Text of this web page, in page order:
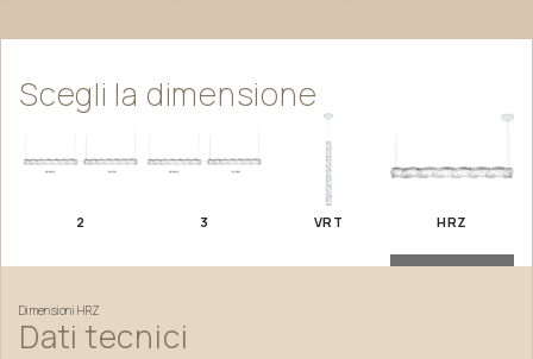
Scegli la dimensione
2 3 VRT HRZ
Dimensioni HRZ
Dati tecnici